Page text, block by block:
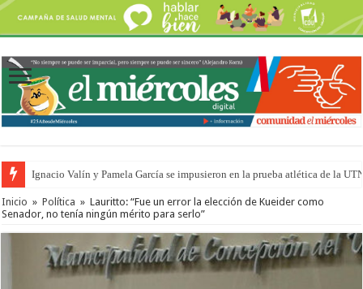
Ignacio Valín y Pamela García se impusieron en la prueba atlética de la
Inicio » Política » Lauritto: “Fue un error la elección de Kueider como
Senador, no tenía ningún mérito para serlo”